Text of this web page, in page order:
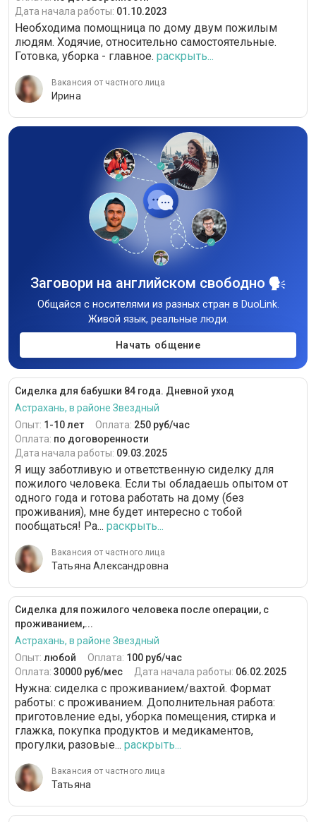
Дата начала работы: 01.10.2023
Необходима помощница по дому двум пожилым
людям. Ходячие, относительно самостоятельные.
Готовка, уборка - главное. раскрыть...
Вакансия от частного лица
Ирина
Заговори на английском свободно
Общайся с носителями из разных стран в DuoLink.
Живой язык, реальные люди.
Начать общение
Сиделка для бабушки 84 года. Дневной уход
Астрахань, в районе Звездный
Опыт: 1-10 лет Оплата: 250 руб/час
Оплата: по договоренности
Дата начала работы: 09.03.2025
Я ищу заботливую и ответственную сиделку для
пожилого человека. Если ты обладаешь опытом от
одного года и готова работать на дому (без
проживания), мне будет интересно с тобой
пообщаться! Ра... раскрыть...
Вакансия от частного лица
Татьяна Александровна
Сиделка для пожилого человека после операции, с
проживанием,...
Астрахань, в районе Звездный
Опыт: любой Оплата: 100 руб/час
Оплата: 30000 руб/мес Дата начала работы: 06.02.2025
Нужна: сиделка с проживанием/вахтой. Формат
работы: c проживанием. Дополнительная работа:
приготовление еды, уборка помещения, стирка и
глажка, покупка продуктов и медикаментов,
прогулки, разовые... раскрыть...
Вакансия от частного лица
Татьяна